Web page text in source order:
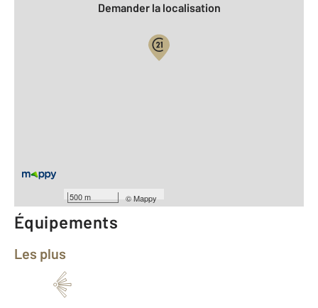
500 m ©Mappy
Demander la localisation
Année construction : 1967
Équipements
Les plus